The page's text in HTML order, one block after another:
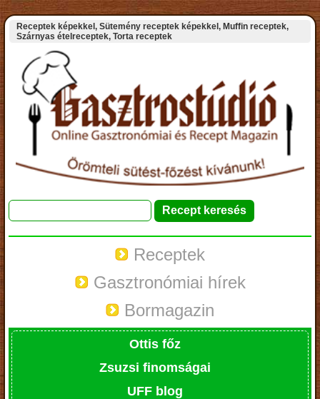
Receptek képekkel, Sütemény receptek képekkel, Muffin receptek,
Szárnyas ételreceptek, Torta receptek
Receptek
Gasztronómiai hírek
Bormagazin
Ottis főz
Zsuzsi finomságai
UFF blog